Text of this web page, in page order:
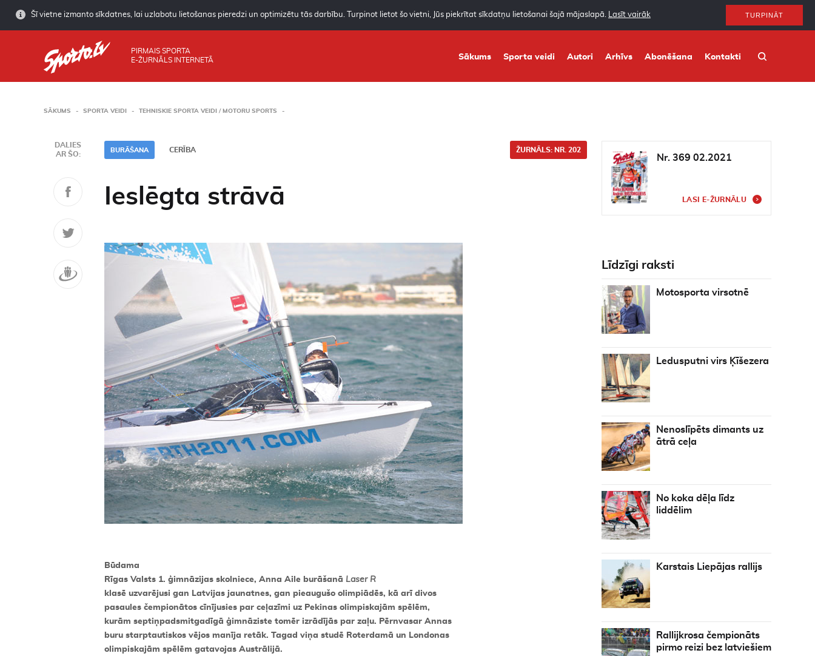
Šī vietne izmanto sīkdatnes, lai uzlabotu lietošanas pieredzi un optimizētu tās darbību. Turpinot lietot šo vietni, Jūs piekrītat sīkdatņu lietošanai šajā mājaslapā. Lasīt vairāk TURPINĀT
PIRMAIS SPORTA
E-ŽURNĀLS INTERNETĀ
Sākums Sporta veidi Autori Arhīvs Abonēšana Kontakti
SĀKUMS SPORTA VEIDI TEHNISKIE SPORTA VEIDI / MOTORU SPORTS
DALIES
AR ŠO:
BURĀŠANA ŽURNĀLS: NR. 202
CERĪBA
Ieslēgta strāvā
Būdama
Rīgas Valsts 1. ģimnāzijas skolniece, Anna Aile burāšanā Laser R
klasē uzvarējusi gan Latvijas jaunatnes, gan pieaugušo olimpiādēs, kā arī divos
pasaules čempionātos cīnījusies par ceļazīmi uz Pekinas olimpiskajām spēlēm,
kurām septiņpadsmitgadīgā ģimnāziste tomēr izrādījās par zaļu. Pērnvasar Annas
buru starptautiskos vējos manīja retāk. Tagad viņa studē Roterdamā un Londonas
olimpiskajām spēlēm gatavojas Austrālijā.
Nr. 369 02.2021
LASI E-ŽURNĀLU
Līdzīgi raksti
Motosporta virsotnē
Ledusputni virs Ķīšezera
Nenoslīpēts dimants uz
ātrā ceļa
No koka dēļa līdz
liddēlim
Karstais Liepājas rallijs
Rallijkrosa čempionāts
pirmo reizi bez latviešiem